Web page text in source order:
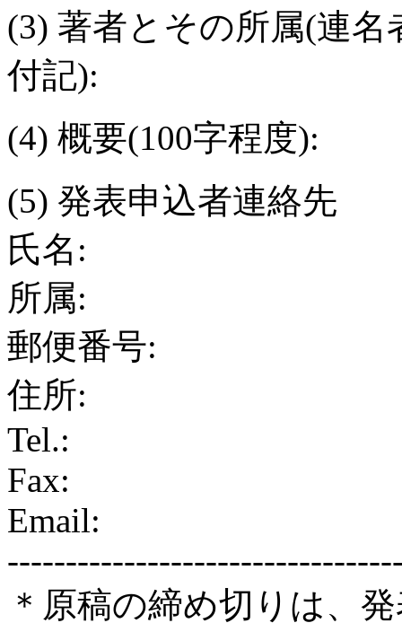
(3) 著者とその所属(連
付記):
(4) 概要(100字程度):
(5) 発表申込者連絡先
氏名:
所属:
郵便番号:
住所:
Tel.:
Fax:
Email:
＊原稿の締め切りは、